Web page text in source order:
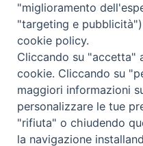
Diocesi di Melfi
• Largo Duomo, 12 -
"miglioramento
"targeting e
cookie policy.
Cliccando su "accetta"
cookie. Cliccando su
maggiori informazioni
personalizzare le tue
"rifiuta" o chiudendo
la navigazione